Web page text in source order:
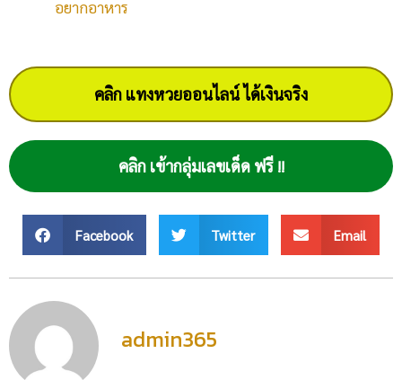
อยากอาหาร
คลิก แทงหวยออนไลน์ ได้เงินจริง
คลิก เข้ากลุ่มเลขเด็ด ฟรี !!
Facebook Twitter Email
admin365